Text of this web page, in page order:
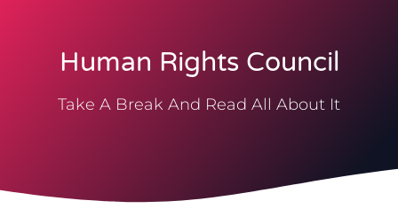
Human Rights Council
Take A Break And Read All About It